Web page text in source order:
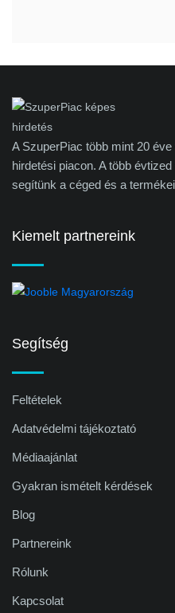
A SzuperPiac több mint 20
hirdetési piacon. A több
segítünk a céged és a
Kiemelt partnereink
Segítség
Feltételek
Adatvédelmi tájékoztató
Médiaajánlat
Gyakran ismételt kérdések
Blog
Partnereink
Rólunk
Kapcsolat